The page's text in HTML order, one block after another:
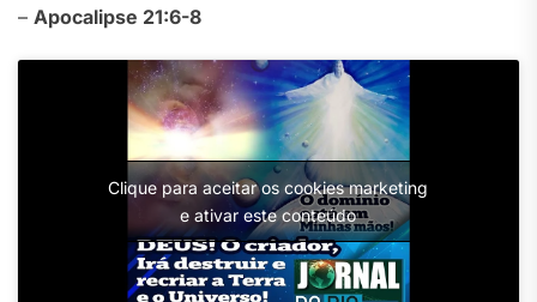
– Apocalipse 21:6-8
Clique para aceitar os cookies marketing
e ativar este conteúdo